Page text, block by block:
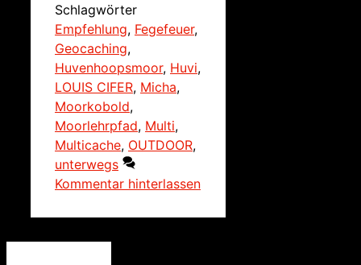
Schlagwörter
Empfehlung, Fegefeuer,
Geocaching,
Huvenhoopsmoor, Huvi,
LOUIS CIFER, Micha,
Moorkobold,
Moorlehrpfad, Multi,
Multicache, OUTDOOR,
unterwegs
Kommentar hinterlassen